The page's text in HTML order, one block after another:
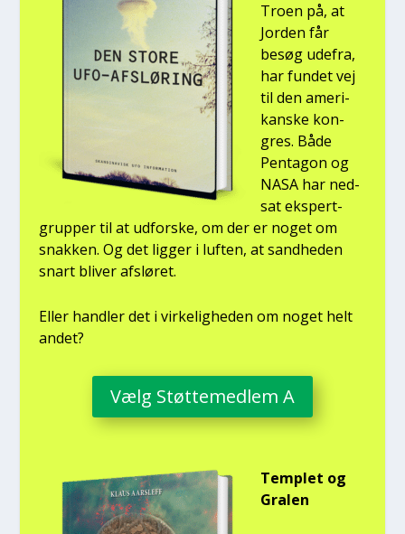
Tro­en på, at
Jor­den får
besøg ude­fra,
har fun­det vej
til den ame­ri­
kan­ske kon­
gres. Både
Pen­ta­gon og
NASA har ned­
sat eks­pert­
grup­per til at udfor­ske, om der er noget om
snak­ken. Og det lig­ger i luf­ten, at sand­he­den
snart bli­ver afslø­ret.
Eller hand­ler det i vir­ke­lig­he­den om noget helt
andet?
Vælg Støt­te­med­lem A
Temp­let og
Gra­len